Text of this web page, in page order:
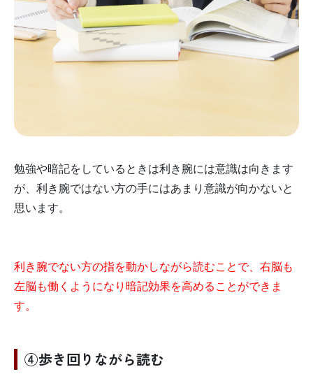
勉強や暗記をしているときは利き腕には意識は向きます
が、利き腕ではない方の手にはあまり意識が向かないと
思います。
利き腕でない方の指を動かしながら読むことで、右脳も
左脳も働くようになり暗記効果を高めることができま
す。
④歩き回りながら読む